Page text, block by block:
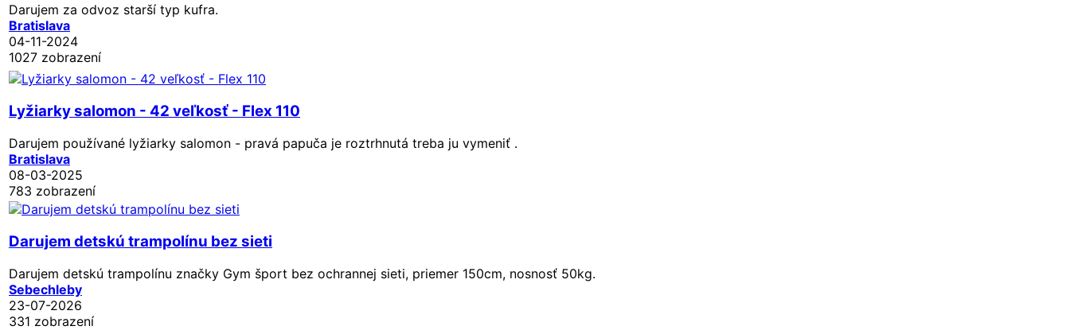
Darujem za odvoz starší typ kufra.
Bratislava
04-11-2024
1027 zobrazení
Lyžiarky salomon - 42 veľkosť - Flex 110
Darujem používané lyžiarky salomon - pravá papuča je roztrhnutá treba ju vymeniť .
Bratislava
08-03-2025
783 zobrazení
Darujem detskú trampolínu bez sieti
Darujem detskú trampolínu značky Gym šport bez ochrannej sieti, priemer 150cm, nosnosť 50kg.
Sebechleby
23-07-2026
331 zobrazení